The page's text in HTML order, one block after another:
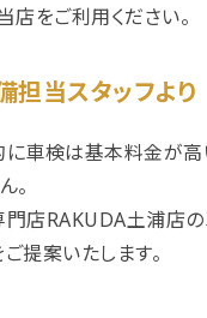
店をご利用ください。
担当スタッフより
車検は基本料金が高
。
店RAKUDA土浦店の
提案いたします。